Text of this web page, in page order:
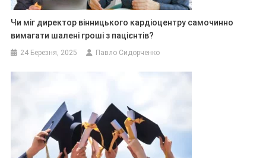
Чи міг директор вінницького кардіоцентру самочинно
вимагати шалені гроші з пацієнтів?
24 Березня, 2025 Павло Сидорченко